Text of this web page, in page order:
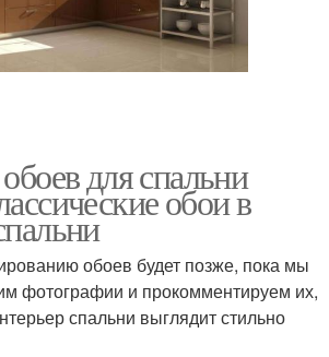
для спальни
обои в
обоев будет позже, пока мы
фотографии и прокомментируем их,
спальни выглядит стильно